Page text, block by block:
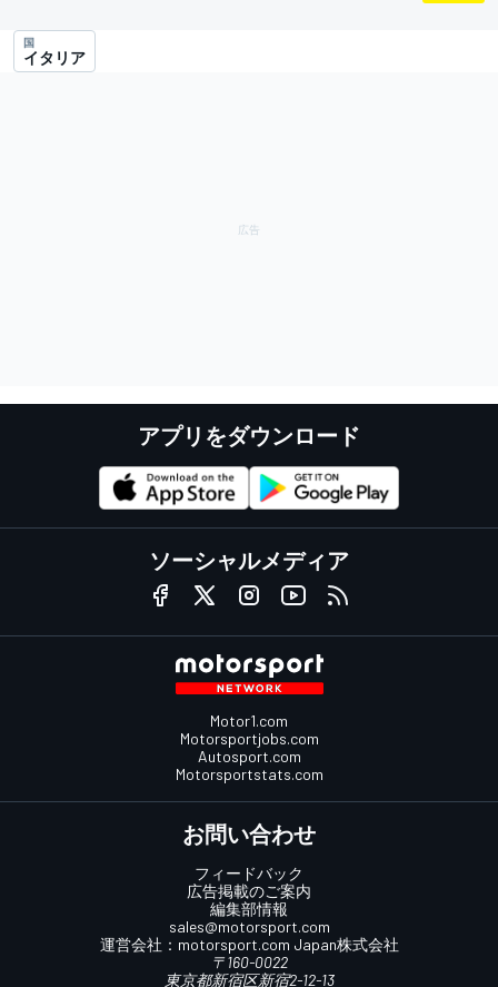
国
イタリア
アプリをダウンロード
ソーシャルメディア
Motor1.com
Motorsportjobs.com
Autosport.com
Motorsportstats.com
お問い合わせ
フィードバック
広告掲載のご案内
編集部情報
sales@motorsport.com
運営会社： motorsport.com Japan株式会社
〒160-0022
東京都新宿区新宿2-12-13